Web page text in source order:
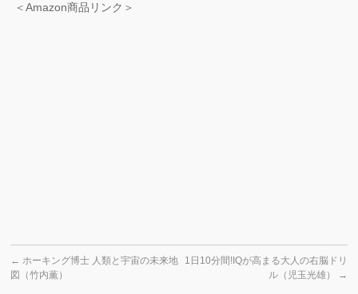
＜Amazon商品リンク＞
← ホーキング博士 人類と宇宙の未来地
図（竹内薫）
1日10分間!IQが高まる大人の右脳ドリ
ル（児玉光雄）
→